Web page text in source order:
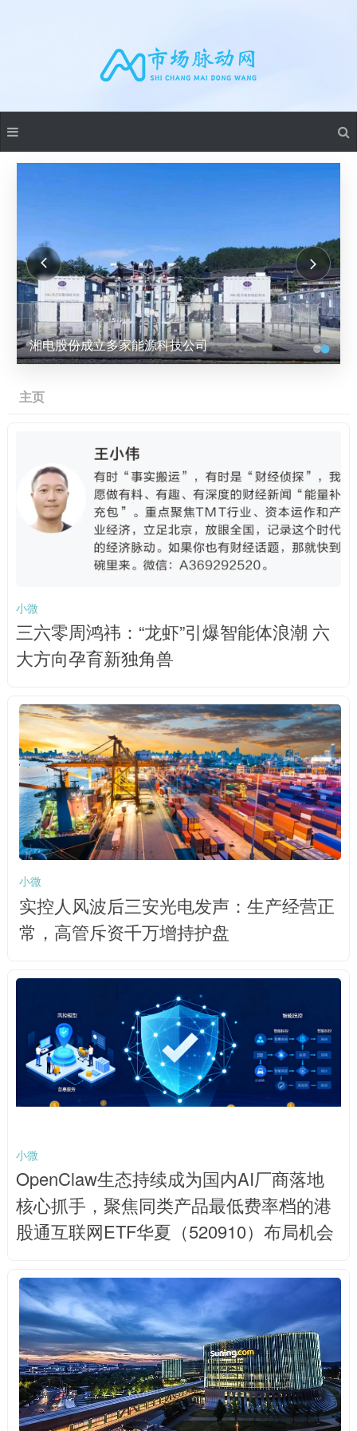
湘电股份成立多家能源科技公司
主页
小微
三六零周鸿祎：“龙虾”引爆智能体浪潮 六
大方向孕育新独角兽
小微
实控人风波后三安光电发声：生产经营正
常，高管斥资千万增持护盘
小微
OpenClaw生态持续成为国内AI厂商落地
核心抓手，聚焦同类产品最低费率档的港
股通互联网ETF华夏（520910）布局机会